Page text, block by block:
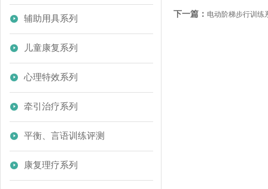
辅助用具系列
儿童康复系列
心理特效系列
牵引治疗系列
平衡、言语训练评测
康复理疗系列
下一篇： 电动阶梯步行训练